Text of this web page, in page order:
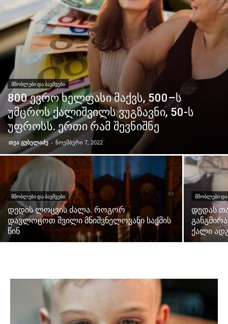
ᲛᲨᲝᲑᲚᲔᲑᲘ ᲓᲐ ᲑᲐᲕᲨᲕᲔᲑᲘ
800 ევრო ხელფასი მაქვს, 500–ს
უმცროს ქალიშვილს ვუგზავნი, 50-ს
უფროსს. ერთი რამ შევნიშნე
თეა გუბელაძე - ნოემბერი 7, 2022
ᲛᲨᲝᲑᲚᲔᲑᲘ ᲓᲐ ᲑᲐᲕᲨᲕᲔᲑᲘ
დედის ლოცვის ძალა. როგორ
დავლოცოთ შვილი მნიშვნელოვანი საქმის
წინ
ᲛᲨᲝᲑᲚᲔᲑᲘ ᲓᲐ
დედას
ქალი